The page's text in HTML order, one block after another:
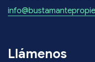
Llámenos